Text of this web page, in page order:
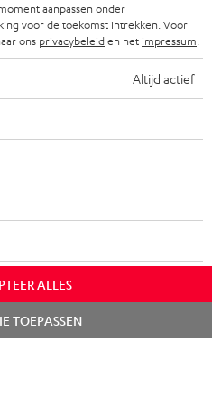
De op de foto's afgebeelde
Eventuele
aanpassen onder
voor de toekomst intrekken. Voor
ons privacybeleiden het impressum
Altijd actief
ALLES
TOEPASSEN